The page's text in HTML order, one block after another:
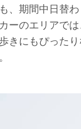
、期間中日替
ーのエリアで
きにもぴった